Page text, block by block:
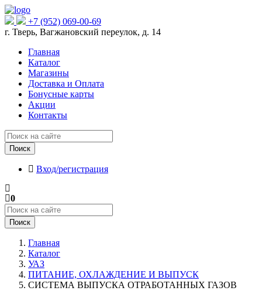
+7 (952) 069-00-69
г. Тверь, Вагжановский переулок, д. 14
Главная
Каталог
Магазины
Доставка и Оплата
Бонусные карты
Акции
Контакты
Поиск
Вход/регистрация
0
Поиск
Главная
Каталог
УАЗ
ПИТАНИЕ, ОХЛАЖДЕНИЕ И ВЫПУСК
СИСТЕМА ВЫПУСКА ОТРАБОТАННЫХ ГАЗОВ